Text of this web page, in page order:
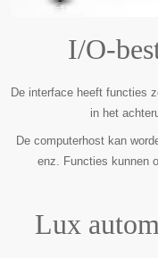
I/O-
De interface heeft functies
in het
De computerhost kan
enz. Functies kunnen
Lux